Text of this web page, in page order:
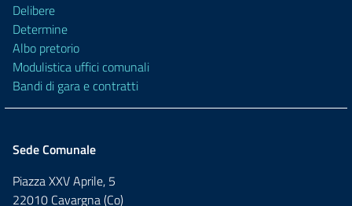
Delibere
Determine
Albo pretorio
Modulistica uffici comunali
Bandi di gara e contratti
Sede Comunale
Piazza XXV Aprile, 5
22010 Cavargna (Co)